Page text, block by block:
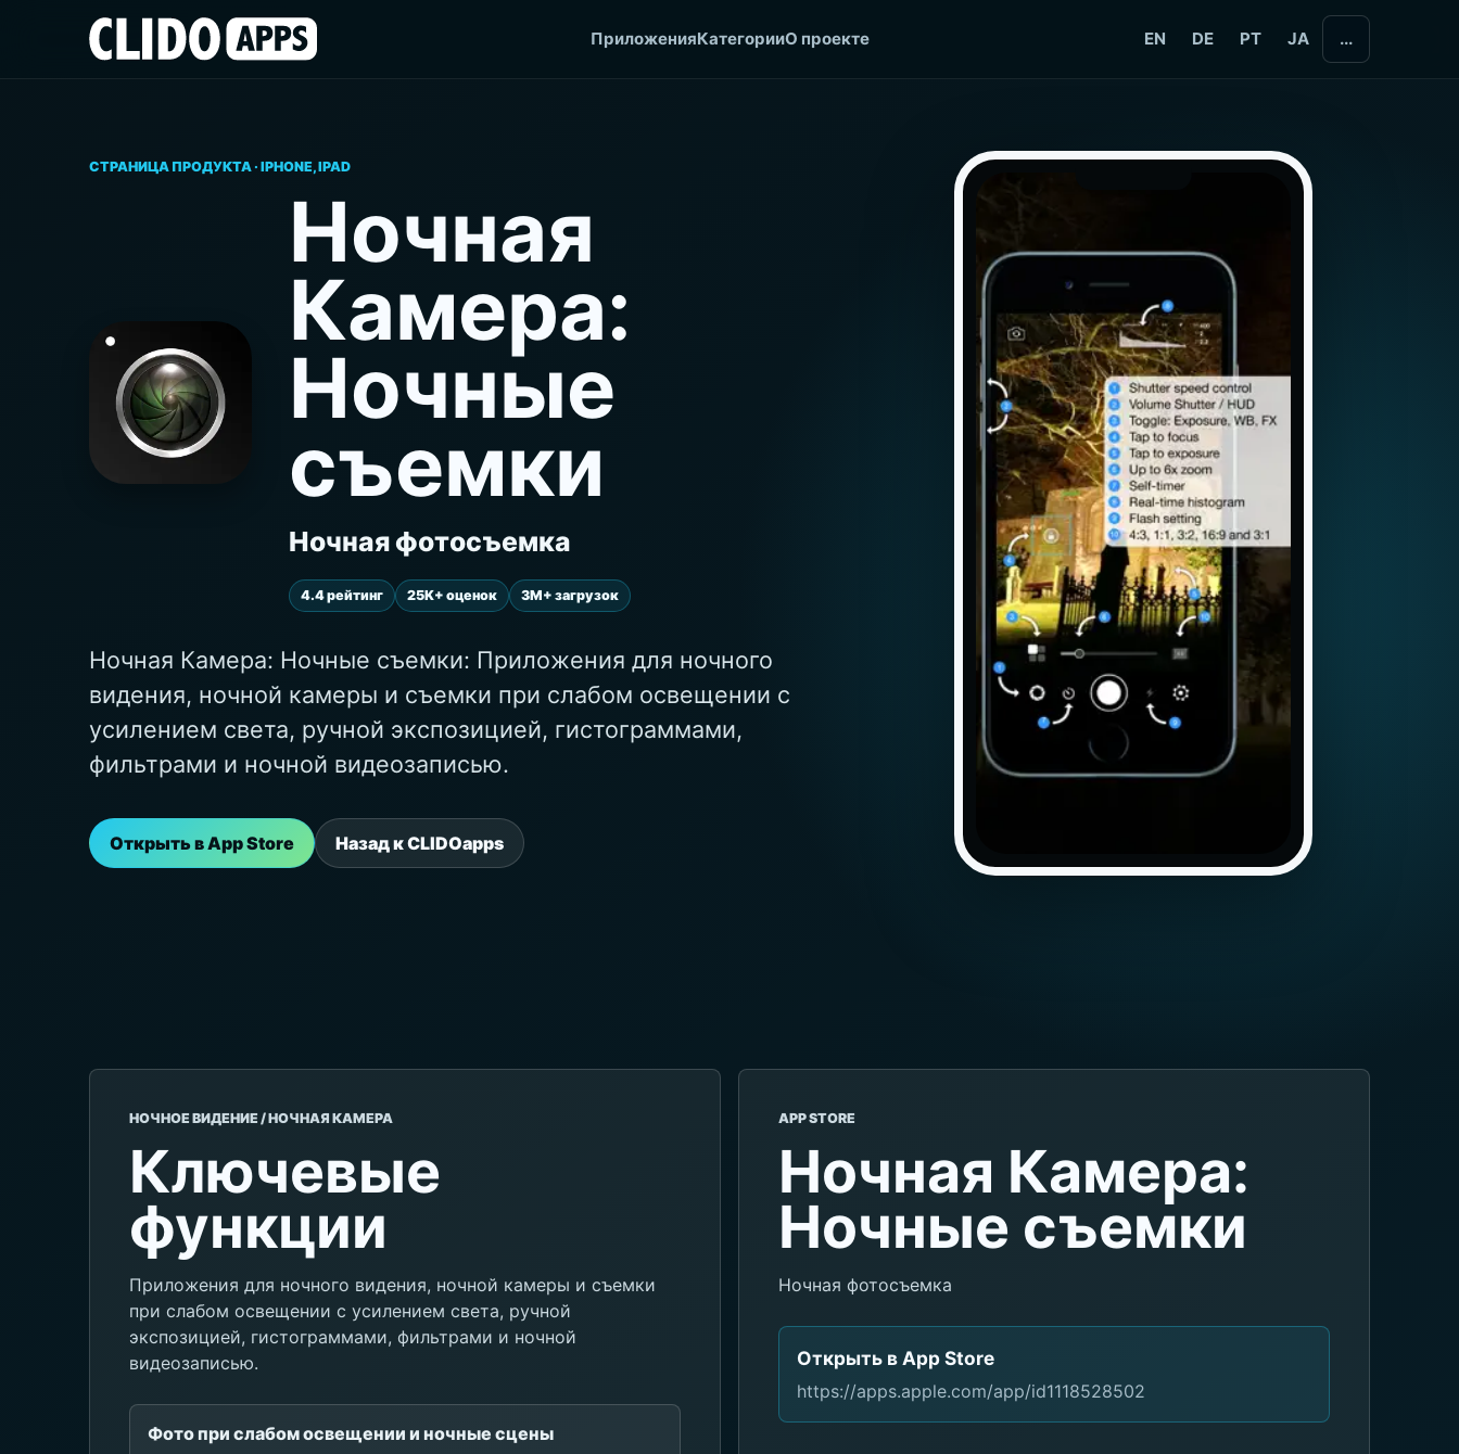
ПриложенияКатегорииО проекте EN DE PT JA ...
СТРАНИЦА ПРОДУКТА · IPHONE, IPAD
Ночная
Камера:
Ночные
съемки
Ночная фотосъемка
4.4 рейтинг 25K+ оценок 3M+ загрузок
Ночная Камера: Ночные съемки: Приложения для ночного
видения, ночной камеры и съемки при слабом освещении с
усилением света, ручной экспозицией, гистограммами,
фильтрами и ночной видеозаписью.
Открыть в App Store Назад к CLIDOapps
НОЧНОЕ ВИДЕНИЕ / НОЧНАЯ КАМЕРА
Ключевые
функции
Приложения для ночного видения, ночной камеры и съемки
при слабом освещении с усилением света, ручной
экспозицией, гистограммами, фильтрами и ночной
видеозаписью.
Фото при слабом освещении и ночные сцены
APP STORE
Ночная Камера:
Ночные съемки
Ночная фотосъемка
Открыть в App Store
https://apps.apple.com/app/id1118528502